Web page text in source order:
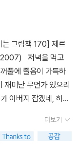
는 그림책 170] 제르
,2007) 저녁을 먹고
풀에 졸음이 가득하
재미난 무언가 있으리
아버지 잡겠네, 하고
에 앉혀 신을 신깁니
걸리면서 첫째는 앞
더보기